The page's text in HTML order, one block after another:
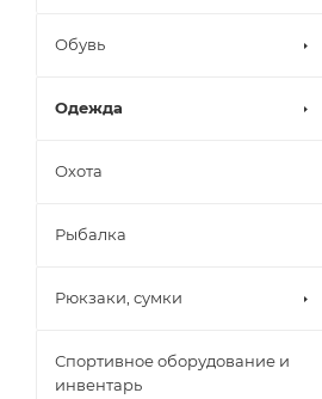
Обувь
Одежда
Охота
Рыбалка
Рюкзаки, сумки
Спортивное оборудование и
инвентарь